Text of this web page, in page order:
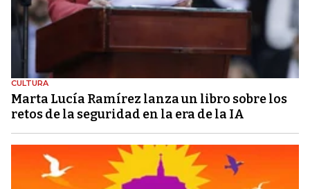
CULTURA
Marta Lucía Ramírez lanza un libro sobre los
retos de la seguridad en la era de la IA